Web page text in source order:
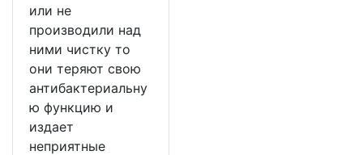
или не
производили над
ними чистку то
они теряют свою
антибактериальну
ю функцию и
издает
неприятные